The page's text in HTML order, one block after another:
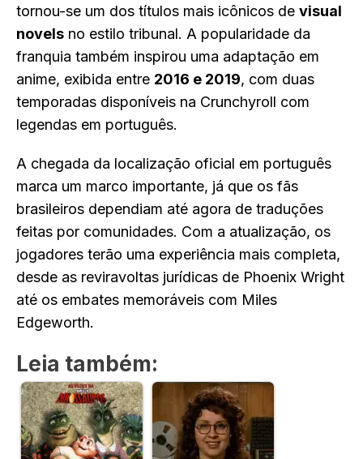
tornou-se um dos títulos mais icônicos de visual
novels no estilo tribunal. A popularidade da
franquia também inspirou uma adaptação em
anime, exibida entre 2016 e 2019, com duas
temporadas disponíveis na Crunchyroll com
legendas em português.
A chegada da localização oficial em português
marca um marco importante, já que os fãs
brasileiros dependiam até agora de traduções
feitas por comunidades. Com a atualização, os
jogadores terão uma experiência mais completa,
desde as reviravoltas jurídicas de Phoenix Wright
até os embates memoráveis com Miles
Edgeworth.
Leia também: